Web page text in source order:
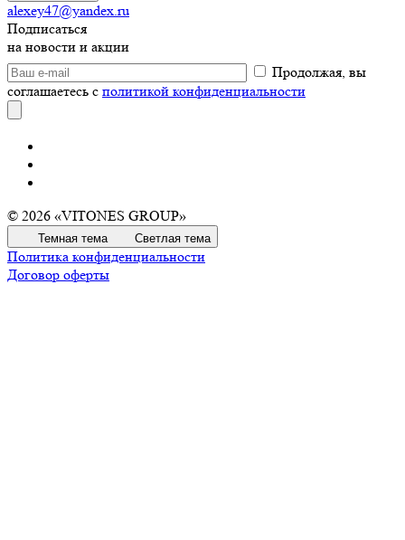
alexey47@yandex.ru
Подписаться
на новости и акции
Продолжая, вы
соглашаетесь с политикой конфиденциальности
© 2026 «VITONES GROUP»
Темная тема Светлая тема
Политика конфиденциальности
Договор оферты